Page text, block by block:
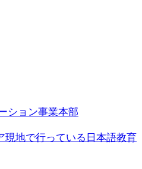
ション事業本部
現地で行っている日本語教育